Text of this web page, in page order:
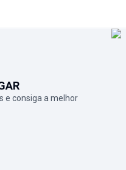
e consiga a melhor